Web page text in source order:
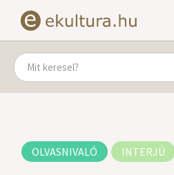
OLVASNIVALÓ INTERJÚ